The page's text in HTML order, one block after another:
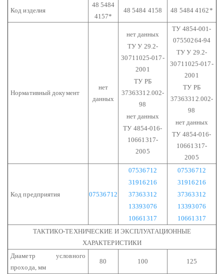
Код изделия
48 5484
4157*
48 5484 4158 48 5484 4162*
Нормативный документ
нет
данных
нет данных
ТУ У 29.2-
30711025-017-
2001
ТУ РБ
37363312.002-
98
нет данных
ТУ 4854-016-
10661317-
2005
ТУ 4854-001-
07550264-94
ТУ У 29.2-
30711025-017-
2001
ТУ РБ
37363312.002-
98
нет данных
ТУ 4854-016-
10661317-
2005
Код предприятия 07536712
07536712
31916216
37363312
13393076
10661317
07536712
31916216
37363312
13393076
10661317
ТАКТИКО-ТЕХНИЧЕСКИЕ И ЭКСПЛУАТАЦИОННЫЕ
ХАРАКТЕРИСТИКИ
Диаметр условного
прохода, мм
80 100 125